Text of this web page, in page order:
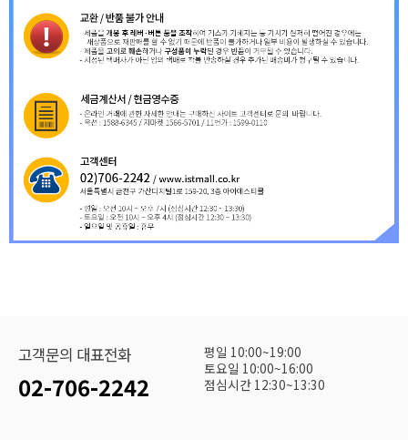
고객문의 대표전화
02-706-2242
평일 10:00~19:00
토요일 10:00~16:00
점심시간 12:30~13:30